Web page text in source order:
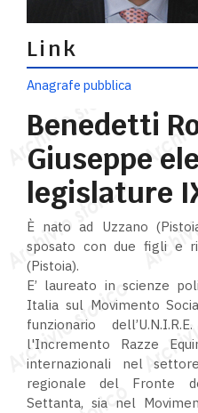
Link
Anagrafe pubblica
Benedetti
Giuseppe
legislature
È nato ad Uzzano
sposato con due figli e
(Pistoia).
E’ laureato in scienze
Italia sul Movimento
funzionario
l'Incremento Razze
internazionali nel
regionale del Fronte
Settanta, sia nel